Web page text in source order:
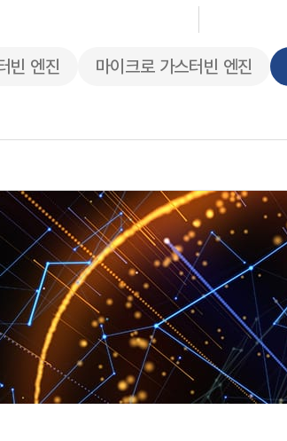
빈 엔진 마이크로 가스터빈 엔진